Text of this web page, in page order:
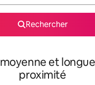
Rechercher
et
proximité